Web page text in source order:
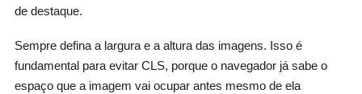
de destaque.
Sempre defina a largura e a altura das imagens. Isso é
fundamental para evitar CLS, porque o navegador já sabe o
espaço que a imagem vai ocupar antes mesmo de ela